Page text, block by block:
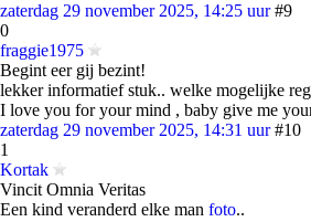
zaterdag 29 november 2025, 14:25 uur #9
0
fraggie1975
Begint eer gij bezint!
lekker informatief stuk.. welke mogelijke
I love you for your mind , baby give me
zaterdag 29 november 2025, 14:31 uur #10
1
Kortak
Vincit Omnia Veritas
Een kind veranderd elke man foto..